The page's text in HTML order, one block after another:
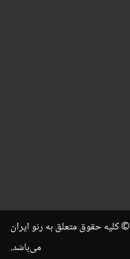
© کلیه حقوق متعلق به رنو ایران
می‌باشد.